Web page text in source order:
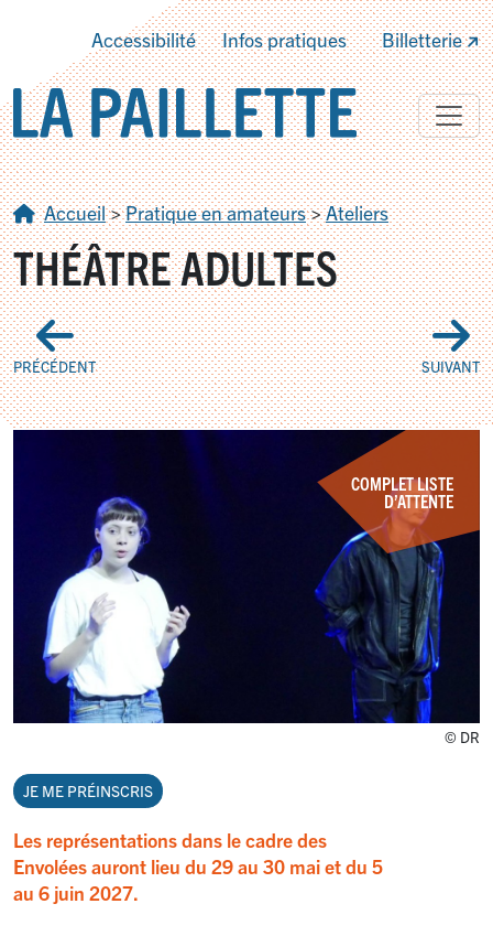
Accessibilité Infos pratiques Billetterie
Accueil>Pratique en amateurs>Ateliers
THÉÂTRE ADULTES
PRÉCÉDENT SUIVANT
COMPLET LISTE
D’ATTENTE
© DR
JE ME PRÉINSCRIS
Les représentations dans le cadre des
Envolées auront lieu du 29 au 30 mai et du 5
au 6 juin 2027.